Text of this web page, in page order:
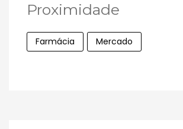
Proximidade
Farmácia Mercado